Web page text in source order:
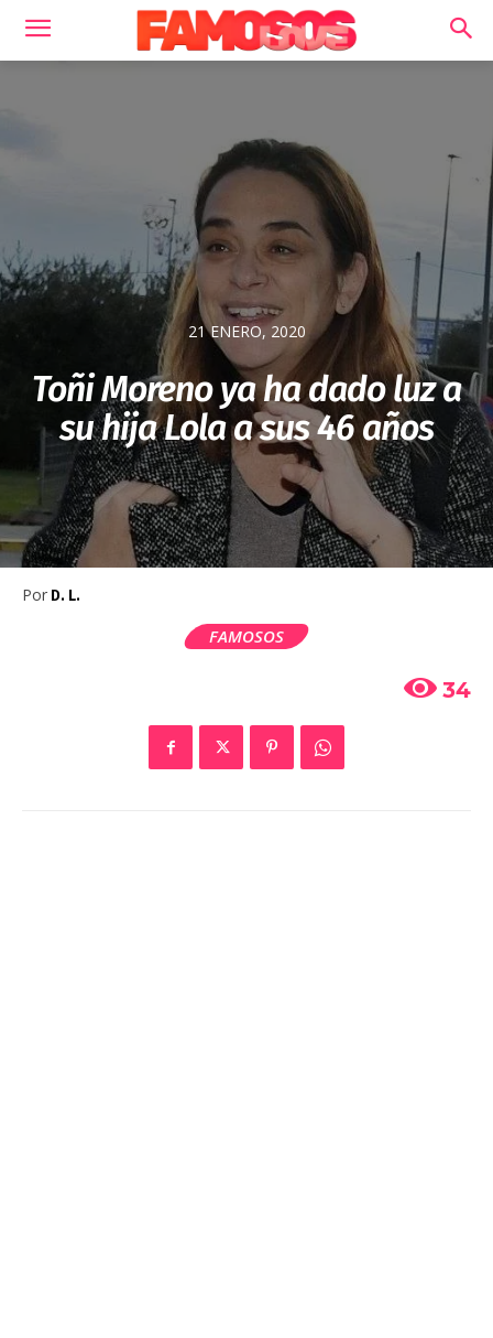
21 ENERO, 2020
Toñi Moreno ya ha dado luz a
su hija Lola a sus 46 años
Por D. L.
FAMOSOS
34